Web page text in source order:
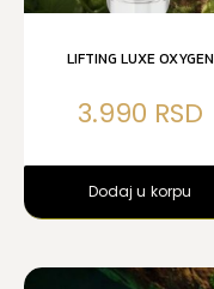
LIFTING LUXE OXYGEN
3.990
Dodaj u korpu